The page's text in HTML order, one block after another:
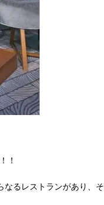
！
なるレストランがあり、